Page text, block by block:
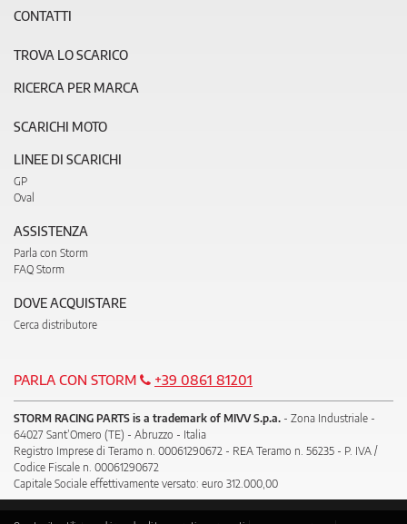
CONTATTI
TROVA LO SCARICO
RICERCA PER MARCA
SCARICHI MOTO
LINEE DI SCARICHI
GP
Oval
ASSISTENZA
Parla con Storm
FAQ Storm
DOVE ACQUISTARE
Cerca distributore
PARLA CON STORM +39 0861 81201
STORM RACING PARTS is a trademark of MIVV S.p.a. - Zona Industriale -
64027 Sant’Omero (TE) - Abruzzo - Italia
Registro Imprese di Teramo n. 00061290672 - REA Teramo n. 56235 - P. IVA /
Codice Fiscale n. 00061290672
Capitale Sociale effettivamente versato: euro 312.000,00